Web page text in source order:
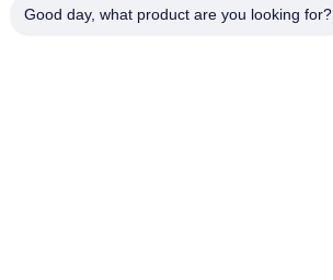
주소
Good day, what product are you looking for?